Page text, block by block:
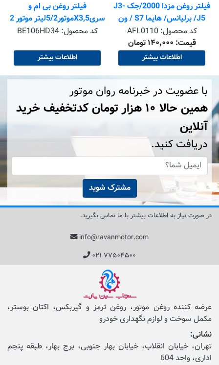
فیلتر روغن بی ام و
سری5,X3موتور5/2لیتر موتور 2
کد محصول:BE106HD34
اطلاعات بیشتر
با عضویت در خبرنامه روان موتور
همین حالا ۱۰ هزار تومان کد‌تخفیف خرید
آنلاین
دریافت کنید.
مشترک شوید
در صورت نیاز به اطلاعات بیشتر با ما تماس بگیرید.
info@ravanmotor.com
۰۲۱ ۷۷۵۰۴۵۰۰
عرضه کننده روغن موتور، روغن ترمز و گیربکس، اکتان بوستر،
مکمل‌ سوخت و لوازم نگهداری خودرو
نشانی:
تهران، خیابان انقلاب، خیابان بهار جنوبی، برج بهار، طبقه پنجم
اداری، واحد 604